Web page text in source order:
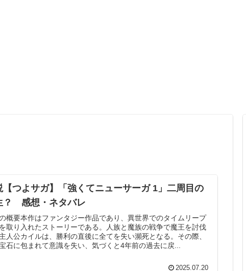
【つよサガ】「強くてニューサーガ 1」二周目の
？ 感想・ネタバレ
概要本作はファンタジー作品であり、異世界でのタイムリープ
取り入れたストーリーである。人族と魔族の戦争で魔王を討伐
人公カイルは、勝利の直後に全てを失い瀕死となる。その際、
石に包まれて意識を失い、気づくと4年前の過去に戻...
2025.07.20